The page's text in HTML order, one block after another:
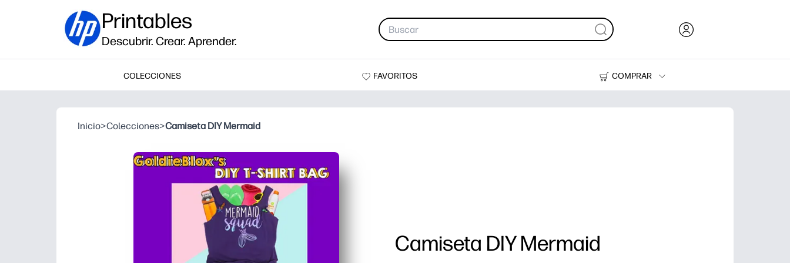
Printables
Descubrir. Crear. Aprender.
COLECCIONES FAVORITOS
COMPRAR
Impresoras
Inicio>Colecciones>Camiseta DIY Mermaid
Camiseta DIY Mermaid